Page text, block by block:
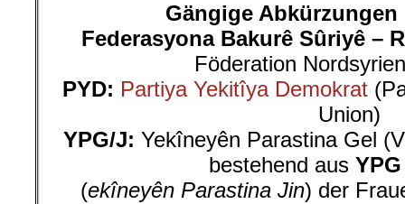
Gängige
Federasyona Bakurê Sûriyê –
Föderation
PYD: Partiya Yekitîya Demokrat
Union)
YPG/J: Yekîneyên Parastina Gel
bestehend aus YPG
(ekîneyên Parastina Jin) der